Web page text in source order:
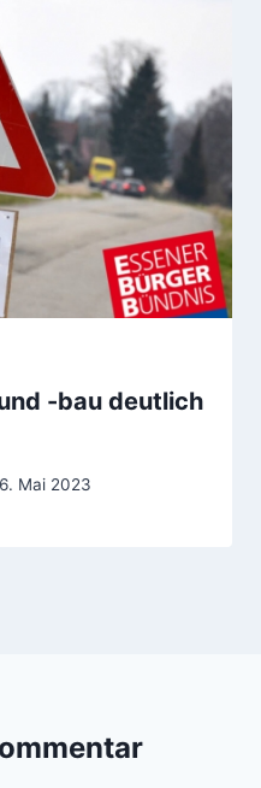
-bau deutlich
Mai 2023